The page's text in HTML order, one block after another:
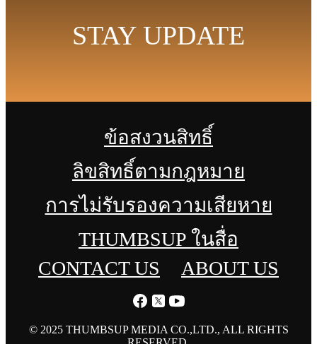
STAY UPDATE
ข้อสงวนสิทธิ์
ลิขสิทธิ์ตามกฎหมาย
การไม่รับรองความเสียหาย
THUMBSUP ในสื่อ
CONTACT US
ABOUT US
© 2025 THUMBSUP MEDIA CO.,LTD., ALL RIGHTS